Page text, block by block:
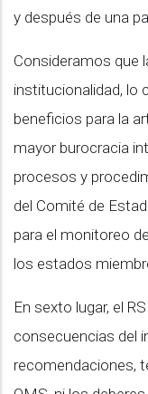
y después de una
Consideramos que
institucionalidad, lo
beneficios para la
mayor burocracia
procesos y
del Comité de
para el monitoreo
los estados
En sexto lugar, el
consecuencias del
recomendaciones,